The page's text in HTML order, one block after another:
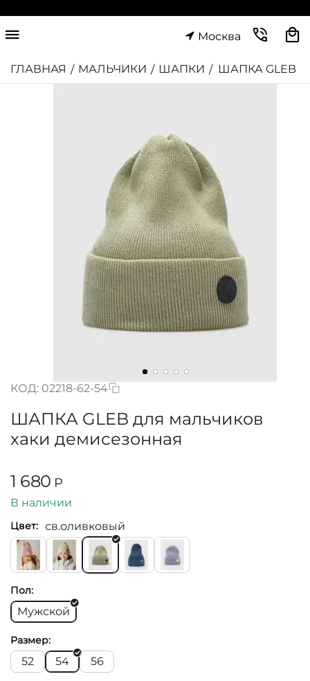
Москва
ГЛАВНАЯ / МАЛЬЧИКИ / ШАПКИ / ШАПКА GLEB
КОД: 02218-62-54
ШАПКА GLEB для мальчиков
хаки демисезонная
1 680 Р
В наличии
Цвет: св.оливковый
Пол:
Мужской
Размер:
52 54 56